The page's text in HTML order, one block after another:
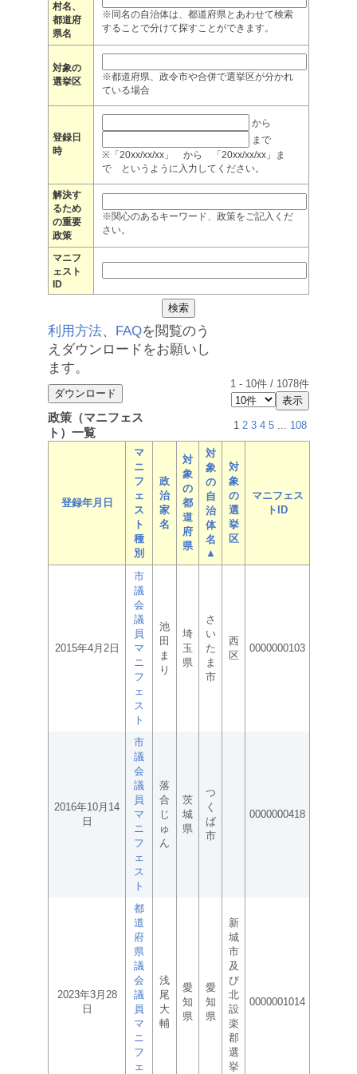
村名、
都道府
県名
※同名の自治体は、都道府県とあわせて検索
することで分けて探すことができます。
対象の
選挙区
※都道府県、政令市や合併で選挙区が分かれ
ている場合
登録日
時
から
まで
※「20xx/xx/xx」 から 「20xx/xx/xx」ま
で というように入力してください。
解決す
るため
の重要
政策
※関心のあるキーワード、政策をご記入くだ
さい。
マニフ
ェスト
ID
利用方法、 FAQを閲覧のう
えダウンロードをお願いし
ます。
1 - 10件 / 1078件
政策（マニフェス
ト）一覧
1 2 3 4 5 ... 108
登録年月日
マ
ニ
フ
ェ
ス
ト
種
別
政
治
家
名
対
象
の
都
道
府
県
対
象
の
自
治
体
名
▲
対
象
の
選
挙
区
マニフェス
トID
2015年4月2日
市
議
会
議
員
マ
ニ
フ
ェ
ス
ト
池
田
ま
り
埼
玉
県
さ
い
た
ま
市
西
区
0000000103
2016年10月14
日
市
議
会
議
員
マ
ニ
フ
ェ
ス
ト
落
合
じ
ゅ
ん
茨
城
県
つ
く
ば
市
0000000418
2023年3月28
日
都
道
府
県
議
会
議
員
マ
ニ
フ
ェ
浅
尾
大
輔
愛
知
県
愛
知
県
新
城
市
及
び
北
設
楽
郡
選
挙
0000001014